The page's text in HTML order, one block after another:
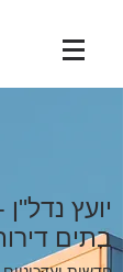
יועץ
בתים